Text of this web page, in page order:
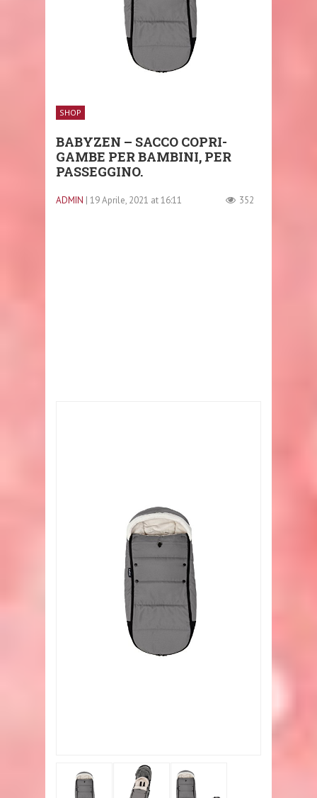
SHOP
BABYZEN – SACCO COPRI-
GAMBE PER BAMBINI, PER
PASSEGGINO.
ADMIN | 19 Aprile, 2021 at 16:11 352